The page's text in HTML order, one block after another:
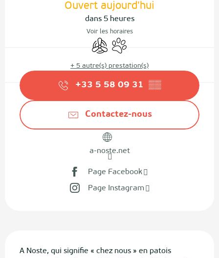
Ouvert aujourd'hui
dans 5 heures
Voir les horaires
Air conditionné
Animaux acceptés
+ 5 autre(s) prestation(s)
+33 5 58 09 31 ▒▒
Contactez-nous
a-noste.net
Page Facebook
Page Instagram
A Noste, qui signifie « chez nous » en patois